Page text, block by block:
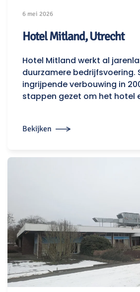
6 mei 2026
Hotel Mitland, Utrecht
Hotel Mitland werkt al
duurzamere bedrijfsvoering.
ingrijpende verbouwing in
stappen gezet om het hotel
Bekijken